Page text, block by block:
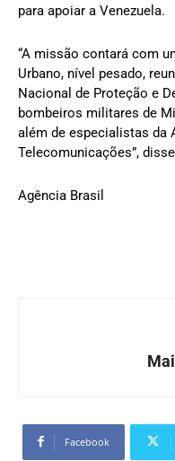
para apoiar a Venezuela.
“A missão contará com
Urbano, nível pesado,
Nacional de Proteção e
bombeiros militares de
além de especialistas da
Telecomunicações”,
Agência Brasil
Facebook